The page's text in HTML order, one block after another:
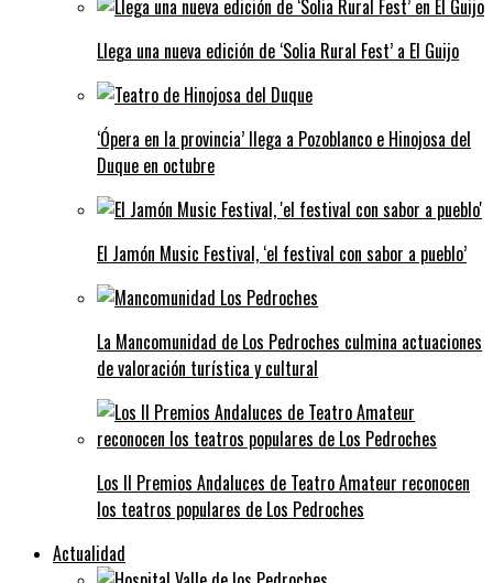
Llega una nueva edición de ‘Solia Rural Fest’ a El Guijo
‘Ópera en la provincia’ llega a Pozoblanco e Hinojosa del
Duque en octubre
El Jamón Music Festival, ‘el festival con sabor a pueblo’
La Mancomunidad de Los Pedroches culmina actuaciones
de valoración turística y cultural
Los II Premios Andaluces de Teatro Amateur reconocen
los teatros populares de Los Pedroches
Actualidad